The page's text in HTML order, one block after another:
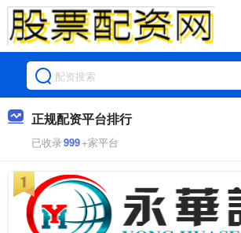
正规配资平台排行
已收录999+家平台